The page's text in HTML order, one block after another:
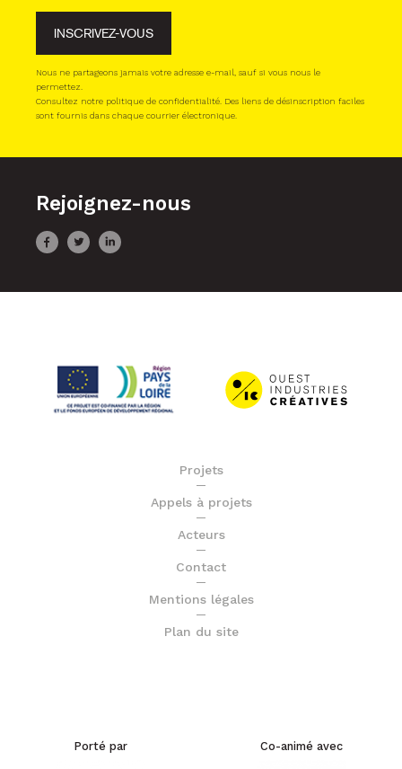
INSCRIVEZ-VOUS
Nous ne partageons jamais votre adresse e-mail, sauf si vous nous le
permettez.
Consultez notre politique de confidentialité. Des liens de désinscription faciles
sont fournis dans chaque courrier électronique.
Rejoignez-nous
Projets
Appels à projets
Acteurs
Contact
Mentions légales
Plan du site
Porté par Co-animé avec